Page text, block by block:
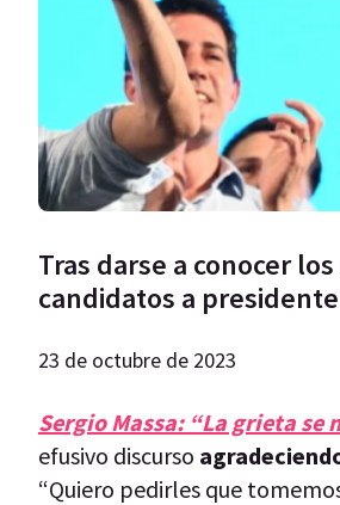
Tras darse a conocer
candidatos a
23 de octubre de 2023
Sergio Massa: “La grieta se
efusivo discurso
“Quiero pedirles que